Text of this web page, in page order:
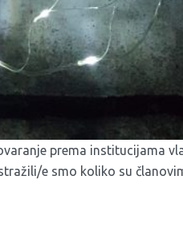
prema institucijama
e smo koliko su